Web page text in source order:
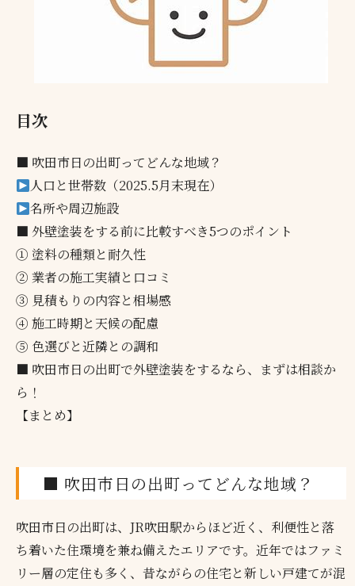
目次
■ 吹田市日の出町ってどんな地域？
人口と世帯数（2025.5月末現在）
名所や周辺施設
■ 外壁塗装をする前に比較すべき5つのポイント
① 塗料の種類と耐久性
② 業者の施工実績と口コミ
③ 見積もりの内容と相場感
④ 施工時期と天候の配慮
⑤ 色選びと近隣との調和
■ 吹田市日の出町で外壁塗装をするなら、まずは相談か
ら！
【まとめ】
■ 吹田市日の出町ってどんな地域？
吹田市日の出町は、JR吹田駅からほど近く、利便性と落
ち着いた住環境を兼ね備えたエリアです。近年ではファミ
リー層の定住も多く、昔ながらの住宅と新しい戸建てが混